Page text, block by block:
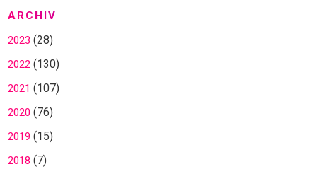
ARCHIV
2023 (28)
2022(130)
2021 (107)
2020 (76)
2019 (15)
2018 (7)